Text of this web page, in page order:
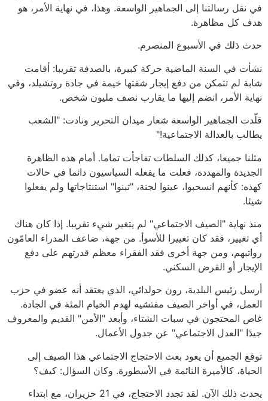
في نقل رسالتنا إلى الجماهير الواسعة. وهذا، في نهاية الأمر، هو
هدف كل مظاهرة.
حدث ذلك في الأسبوع المنصرم.
نشأت في السنة الماضية حركة كبيرة، بالصدفة تقريبا: أقامت
شابة لم تتمكن من دفع إيجار شقتها خيمة في جادة روتشيلد، وفي
نهاية الأمر، انضم إليها ما يقارب نصف مليون شخص.
قلّدت الجماهير الواسعة شعار ميدان التحرير ونادت: "الشعب
يطالب بالعدالة الاجتماعية!"
مثلنا جميعا، كذلك السلطات تفاجأت تماما. أمام هذه الظاهرة
الجديدة والمهددة، فعلت ما يفعله السياسيون دائما في حالات
كهذه: كأنهم انسحبوا، عينوا لجنة، "تبنوا" استنتاجاتها ولم يفعلوا
شيئا.
منذ نهاية "الصيف الاجتماعي" لم يتغير شيء تقريبا. إذا كان هناك
أي تغيير، فقد كان تغييرا للأسوأ. من جهة، ضاعف المدراء العامّون
رواتبهم، ومن جهة أخرى فقد الفقراء معظم قدرتهم على دفع
الإيجار أو القرض السكني.
أرسل رئيس البلدية، رون حولدائي، الذي يعتقد أنه عضو في حزب
العمل، في أواخر الصيف مفتشيه لهدم الخيام المئة في الجادة.
غاص المحتجون في سبات الشتاء، وأبعد "الأمن" القديم والمعروف
جيدًا "العدل الاجتماعي" عن جدول الأعمال.
توقع الجميع أن يعود بعث الاحتجاج الاجتماعي هذا الصيف إلى
الحياة، كالأميرة النائمة في الأسطورة. وكان السؤال: كيف؟
يحدث ذلك الآن. لقد تجدد الاحتجاج، في 21 حزيران، مع ابتداء